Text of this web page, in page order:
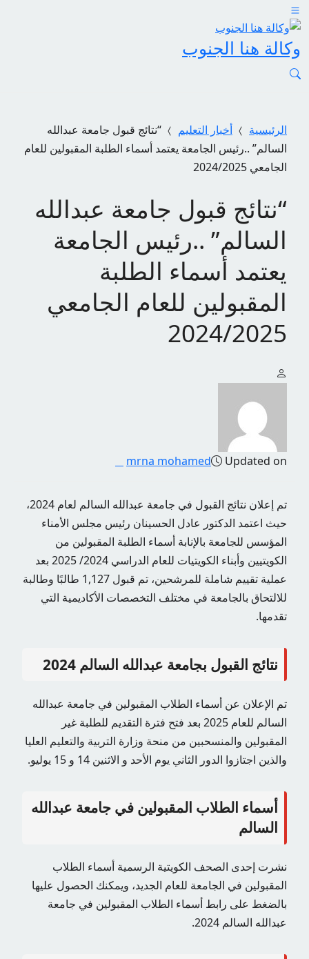
وكالة هنا الجنوب
الرئيسية أخبار التعليم
“نتائج قبول جامعة عبدالله
السالم” ..رئيس الجامعة يعتمد أسماء الطلبة المقبولين للعام
الجامعي 2024/2025
“نتائج قبول جامعة عبدالله
السالم” ..رئيس الجامعة
يعتمد أسماء الطلبة
المقبولين للعام الجامعي
2024/2025
mrna mohamed Updated on
تم إعلان نتائج القبول في جامعة عبدالله السالم لعام 2024،
حيث اعتمد الدكتور عادل الحسينان رئيس مجلس الأمناء
المؤسس للجامعة بالإنابة أسماء الطلبة المقبولين من
الكويتيين وأبناء الكويتيات للعام الدراسي 2024/ 2025 بعد
عملية تقييم شاملة للمرشحين، تم قبول 1,127 طالبًا وطالبة
للالتحاق بالجامعة في مختلف التخصصات الأكاديمية التي
تقدمها.
نتائج القبول بجامعة عبدالله السالم 2024
تم الإعلان عن أسماء الطلاب المقبولين في جامعة عبدالله
السالم للعام 2025 بعد فتح فترة التقديم للطلبة غير
المقبولين والمنسحبين من منحة وزارة التربية والتعليم العليا
والذين اجتازوا الدور الثاني يوم الأحد و الاثنين 14 و 15 يوليو.
أسماء الطلاب المقبولين في جامعة عبدالله
السالم
نشرت إحدى الصحف الكويتية الرسمية أسماء الطلاب
المقبولين في الجامعة للعام الجديد، ويمكنك الحصول عليها
بالضغط على رابط أسماء الطلاب المقبولين في جامعة
عبدالله السالم 2024.